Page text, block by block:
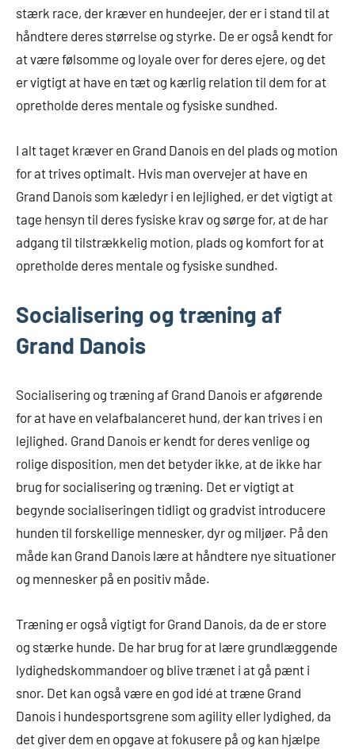
stærk race, der kræver en hundeejer, der er i stand til at
håndtere deres størrelse og styrke. De er også kendt for
at være følsomme og loyale over for deres ejere, og det
er vigtigt at have en tæt og kærlig relation til dem for at
opretholde deres mentale og fysiske sundhed.
I alt taget kræver en Grand Danois en del plads og motion
for at trives optimalt. Hvis man overvejer at have en
Grand Danois som kæledyr i en lejlighed, er det vigtigt at
tage hensyn til deres fysiske krav og sørge for, at de har
adgang til tilstrækkelig motion, plads og komfort for at
opretholde deres mentale og fysiske sundhed.
Socialisering og træning af
Grand Danois
Socialisering og træning af Grand Danois er afgørende
for at have en velafbalanceret hund, der kan trives i en
lejlighed. Grand Danois er kendt for deres venlige og
rolige disposition, men det betyder ikke, at de ikke har
brug for socialisering og træning. Det er vigtigt at
begynde socialiseringen tidligt og gradvist introducere
hunden til forskellige mennesker, dyr og miljøer. På den
måde kan Grand Danois lære at håndtere nye situationer
og mennesker på en positiv måde.
Træning er også vigtigt for Grand Danois, da de er store
og stærke hunde. De har brug for at lære grundlæggende
lydighedskommandoer og blive trænet i at gå pænt i
snor. Det kan også være en god idé at træne Grand
Danois i hundesportsgrene som agility eller lydighed, da
det giver dem en opgave at fokusere på og kan hjælpe